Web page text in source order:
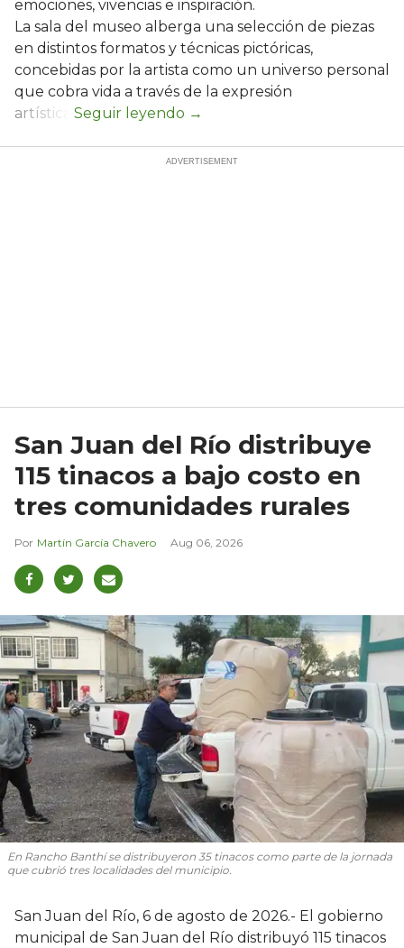
emociones, vivencias e inspiración.
La sala del museo alberga una selección de piezas
en distintos formatos y técnicas pictóricas,
concebidas por la artista como un universo personal
que cobra vida a través de la expresión
artística.
San Juan del Río distribuye
115 tinacos a bajo costo en
tres comunidades rurales
Martín García Chavero Aug 06, 2026
En Rancho Banthí se distribuyeron 35 tinacos como parte de la jornada
que cubrió tres localidades del municipio.
San Juan del Río, 6 de agosto de 2026.- El gobierno
municipal de San Juan del Río distribuyó 115 tinacos